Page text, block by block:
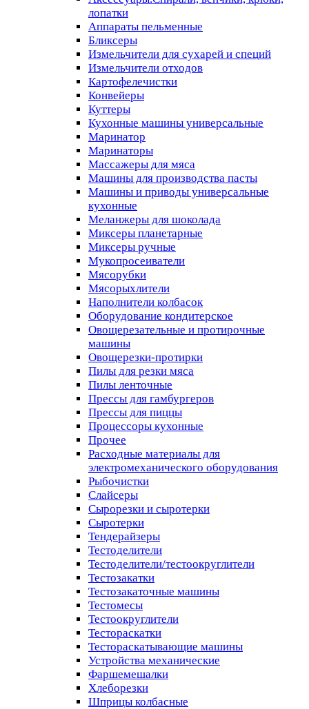
лопатки
Аппараты пельменные
Бликсеры
Измельчители для сухарей и специй
Измельчители отходов
Картофелечистки
Конвейеры
Куттеры
Кухонные машины универсальные
Маринатор
Маринаторы
Массажеры для мяса
Машины для производства пасты
Машины и приводы универсальные
кухонные
Меланжеры для шоколада
Миксеры планетарные
Миксеры ручные
Мукопросеиватели
Мясорубки
Мясорыхлители
Наполнители колбасок
Оборудование кондитерское
Овощерезательные и протирочные
машины
Овощерезки-протирки
Пилы для резки мяса
Пилы ленточные
Прессы для гамбургеров
Прессы для пиццы
Процессоры кухонные
Прочее
Расходные материалы для
электромеханического оборудования
Рыбочистки
Слайсеры
Сырорезки и сыротерки
Сыротерки
Тендерайзеры
Тестоделители
Тестоделители/тестоокруглители
Тестозакатки
Тестозакаточные машины
Тестомесы
Тестоокруглители
Тестораскатки
Тестораскатывающие машины
Устройства механические
Фаршемешалки
Хлеборезки
Шприцы колбасные